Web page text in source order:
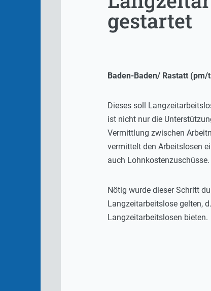
gestartet
Baden-Baden/ Rastatt
Dieses soll
ist nicht nur die
Vermittlung zwischen
vermittelt den Arbeitslosen
auch Lohnkostenzuschüsse.
Nötig wurde dieser Schritt
Langzeitarbeitslose gelten,
Langzeitarbeitslosen bieten.